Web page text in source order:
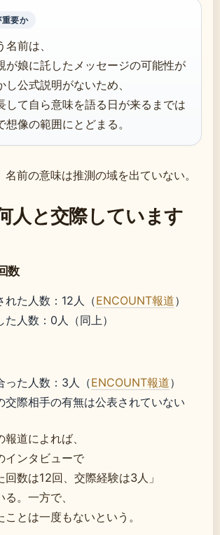
要か
前は、
が娘に託したメッセージの可能性が
し公式説明がないため、
して自ら意味を語る日が来るまでは
想像の範囲にとどまる。
名前の意味は推測の域を出ていない。
人と交際しています
数
れた人数：12人（ENCOUNT報道）
た人数：0人（同上）
った人数：3人（ENCOUNT報道）
交際相手の有無は公表されていない
道によれば、
インタビューで
回数は12回、交際経験は3人」
。一方で、
ことは一度もないという。